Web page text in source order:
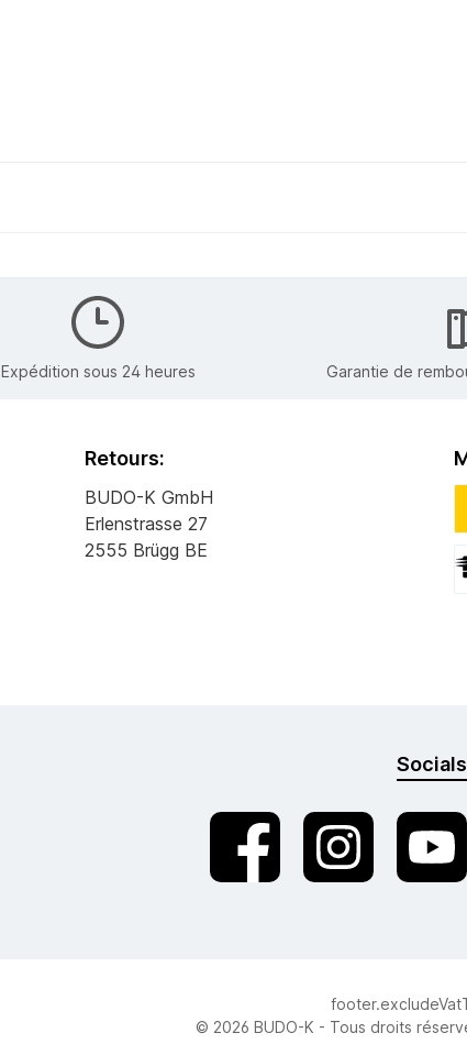
Expédition sous 24 heures Garantie de
Retours:
BUDO-K GmbH
Erlenstrasse 27
2555 Brügg BE
Socials
© 2026 BUDO-K - Tous droits